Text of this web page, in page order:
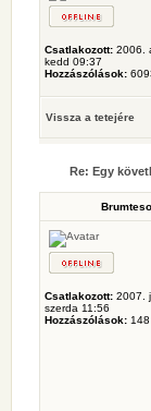
Csatlakozott: 2006.
kedd 09:37
Hozzászólások:
Vissza a tetejére
Re: Egy
Brumteso
Csatlakozott: 2007.
szerda 11:56
Hozzászólások: 148